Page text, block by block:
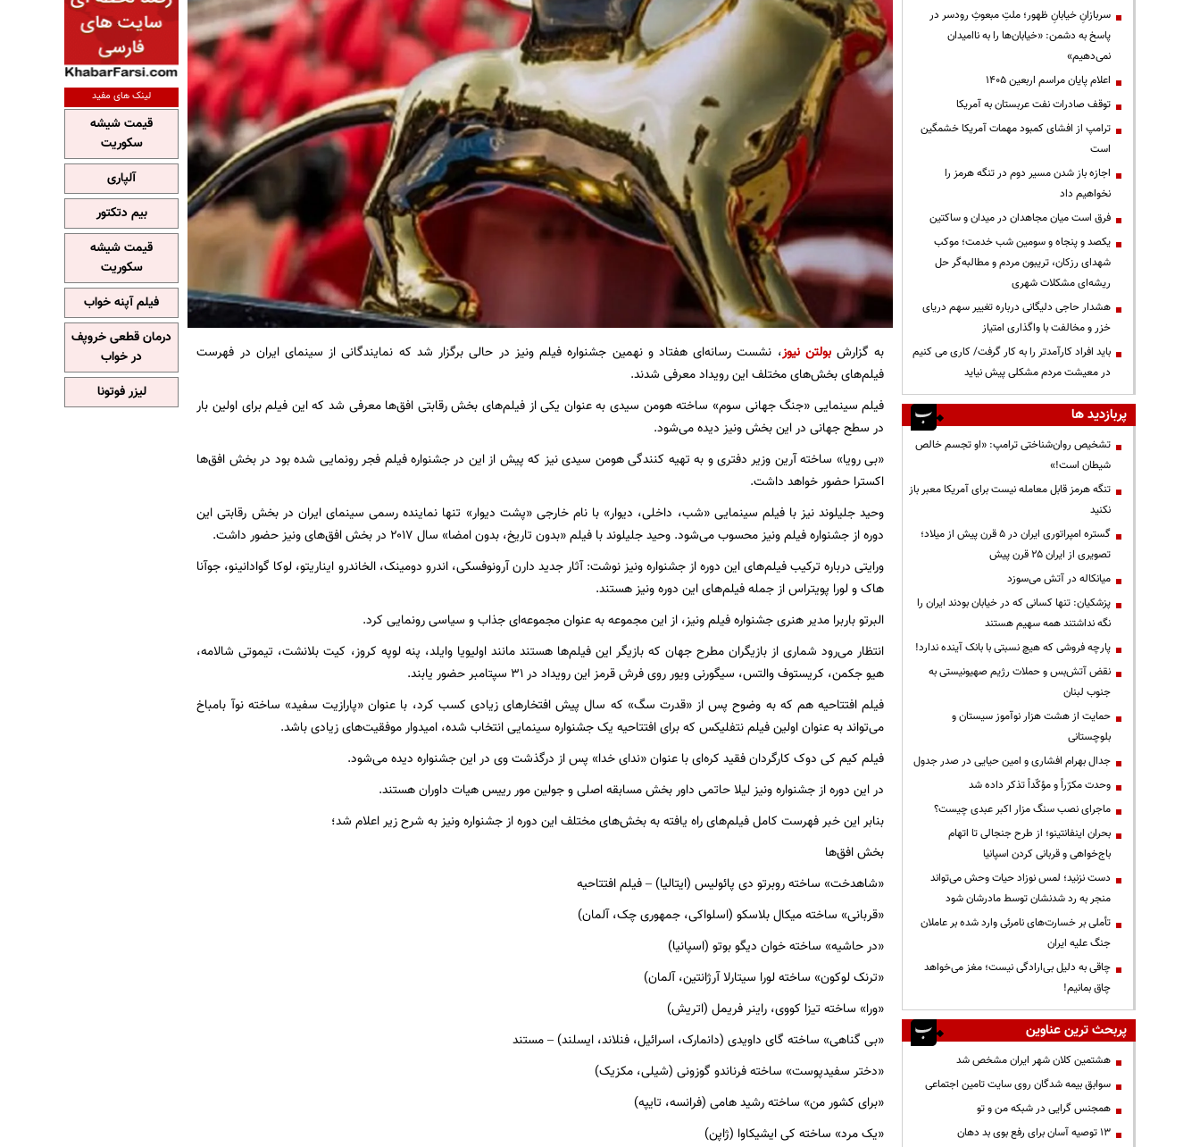
به گزارشبولتن نیوز، نشست رسانه‌ای هفتاد و نهمین جشنواره فیلم ونیز در حالی برگزار شد که نمایندگانی از سینمای ایران در فهرست
فیلم‌های بخش‌های مختلف این رویداد معرفی شدند.
فیلم سینمایی «جنگ جهانی سوم» ساخته هومن سیدی به عنوان یکی از فیلم‌های بخش رقابتی افق‌ها معرفی شد که این فیلم برای اولین بار
در سطح جهانی در این بخش ونیز دیده می‌شود.
«بی رویا» ساخته آرین وزیر دفتری و به تهیه کنندگی هومن سیدی نیز که پیش از این در جشنواره فیلم فجر رونمایی شده بود در بخش افق‌ها
اکسترا حضور خواهد داشت.
وحید جلیلوند نیز با فیلم سینمایی «شب، داخلی، دیوار» با نام خارجی «پشت دیوار» تنها نماینده رسمی سینمای ایران در بخش رقابتی این
دوره از جشنواره فیلم ونیز محسوب می‌شود. وحید جلیلوند با فیلم «بدون تاریخ، بدون امضا» سال ۲۰۱۷ در بخش افق‌های ونیز حضور داشت.
ورایتی درباره ترکیب فیلم‌های این دوره از جشنواره ونیز نوشت: آثار جدید دارن آرونوفسکی، اندرو دومینک، الخاندرو ایناریتو، لوکا گوادانینو، جوآنا
هاک و لورا پویتراس از جمله فیلم‌های این دوره ونیز هستند.
البرتو باربرا مدیر هنری جشنواره فیلم ونیز، از این مجموعه به عنوان مجموعه‌ای جذاب و سیاسی رونمایی کرد.
انتظار می‌رود شماری از بازیگران مطرح جهان که بازیگر این فیلم‌ها هستند مانند اولیویا وایلد، پنه لوپه کروز، کیت بلانشت، تیموتی شالامه،
هیو جکمن، کریستوف والتس، سیگورنی ویور روی فرش قرمز این رویداد در ۳۱ سپتامبر حضور یابند.
فیلم افتتاحیه هم که به وضوح پس از «قدرت سگ» که سال پیش افتخارهای زیادی کسب کرد، با عنوان «پارازیت سفید» ساخته نوآ بامباخ
می‌تواند به عنوان اولین فیلم نتفلیکس که برای افتتاحیه یک جشنواره سینمایی انتخاب شده، امیدوار موفقیت‌های زیادی باشد.
فیلم کیم کی دوک کارگردان فقید کره‌ای با عنوان «ندای خدا» پس از درگذشت وی در این جشنواره دیده می‌شود.
در این دوره از جشنواره ونیز لیلا حاتمی داور بخش مسابقه اصلی و جولین مور رییس هیات داوران هستند.
بنابر این خبر فهرست کامل فیلم‌های راه یافته به بخش‌های مختلف این دوره از جشنواره ونیز به شرح زیر اعلام شد؛
بخش افق‌ها
«شاهدخت» ساخته روبرتو دی پائولیس (ایتالیا) – فیلم افتتاحیه
«قربانی» ساخته میکال بلاسکو (اسلواکی، جمهوری چک، آلمان)
«در حاشیه» ساخته خوان دیگو بوتو (اسپانیا)
«ترنک لوکون» ساخته لورا سیتارلا آرژانتین، آلمان)
«ورا» ساخته تیزا کووی، راینر فریمل (اتریش)
«بی گناهی» ساخته گای داویدی (دانمارک، اسرائیل، فنلاند، ایسلند) – مستند
«دختر سفیدپوست» ساخته فرناندو گوزونی (شیلی، مکزیک)
«برای کشور من» ساخته رشید هامی (فرانسه، تایپه)
«یک مرد» ساخته کی ایشیکاوا (ژاپن)
سربازانِ خیابانِ ظهور؛ ملتِ مبعوثِ رودسر در
پاسخ به دشمن: «خیابان‌ها را به ناامیدان
نمی‌دهیم»
اعلام پایان مراسم اربعین ۱۴۰۵
توقف صادرات نفت عربستان به آمریکا
ترامپ از افشای کمبود مهمات آمریکا خشمگین
است
اجازه باز شدن مسیر دوم در تنگه هرمز را
نخواهیم داد
فرق است میان مجاهدان در میدان و ساکتین
یکصد و پنجاه و سومین شب خدمت؛ موکب
شهدای رزکان، تریبون مردم و مطالبه‌گر حل
ریشه‌ای مشکلات شهری
هشدار حاجی دلیگانی درباره تغییر سهم دریای
خزر و مخالفت با واگذاری امتیاز
باید افراد کارآمدتر را به کار گرفت/ کاری می کنیم
در معیشت مردم مشکلی پیش نیاید
پربازدید ها
تشخیص روان‌شناختی ترامپ: «او تجسم خالص
شیطان است!»
تنگه هرمز قابل معامله نیست برای آمریکا معبر باز
نکنید
گستره امپراتوری ایران در ۵ قرن پیش از میلاد؛
تصویری از ایران ۲۵ قرن پیش
میانکاله در آتش می‌سوزد
پزشکیان: تنها کسانی که در خیابان بودند ایران را
نگه نداشتند همه سهیم هستند
پارچه فروشی که هیچ نسبتی با بانک آینده ندارد!
نقض آتش‌بس و حملات رژیم صهیونیستی به
جنوب لبنان
حمایت از هشت هزار نوآموز سیستان و
بلوچستانی
جدال بهرام افشاری و امین حیایی در صدر جدول
وحدت مکرّراً و مؤکّداً تذکر داده شد
ماجرای نصب سنگ مزار اکبر عبدی چیست؟
بحران اینفانتینو؛ از طرح جنجالی تا اتهام
باج‌خواهی و قربانی کردن اسپانیا
دست نزنید؛ لمس نوزاد حیات وحش می‌تواند
منجر به رد شدنشان توسط مادرشان شود
تأملی بر خسارت‌های نامرئی وارد شده بر عاملان
جنگ علیه ایران
چاقی به دلیل بی‌ارادگی نیست؛ مغز می‌خواهد
چاق بمانیم!
پربحث ترین عناوین
هشتمین کلان شهر ایران مشخص شد
سوابق بیمه شدگان روی سایت تامین اجتماعی
همجنس گرایی در شبکه من و تو
13 توصیه آسان برای رفع بوی بد دهان
لینک های مفید
قیمت شیشه
سکوریت
آلپاری
بیم دتکتور
قیمت شیشه
سکوریت
فیلم آپنه خواب
درمان قطعی خروپف
در خواب
لیزر فوتونا